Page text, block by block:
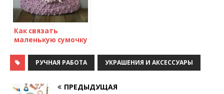
Как связать
маленькую сумочку
РУЧНАЯ РАБОТА УКРАШЕНИЯ И АКСЕССУАРЫ
ПРЕДЫДУЩАЯ